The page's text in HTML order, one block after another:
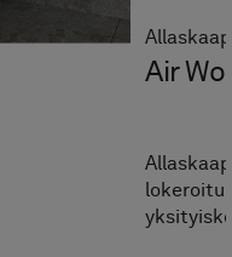
Air
lokeroitu